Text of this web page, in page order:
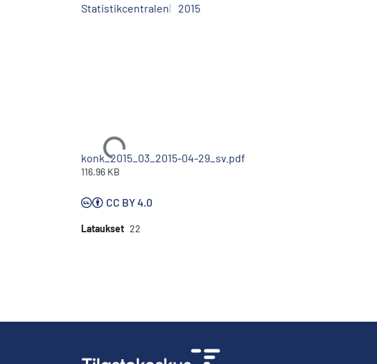
Statistikcentralen 2015
Ladataan...
konk_2015_03_2015-04-29_sv.pdf
116.96 KB
CC BY 4.0
Lataukset 22